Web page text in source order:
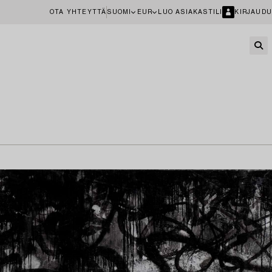
OTA YHTEYTTÄ SUOMI EUR LUO ASIAKASTILI KIRJAUDU